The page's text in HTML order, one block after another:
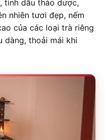
tinh dầu thảo dược,
nhiên tươi đẹp, nếm
của các loại trà riêng
dàng, thoải mái khi